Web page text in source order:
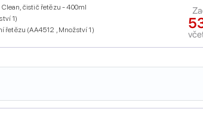
Clean, čistič řetězu - 400ml
1)
řetězu (AA4512 , Množství 1)